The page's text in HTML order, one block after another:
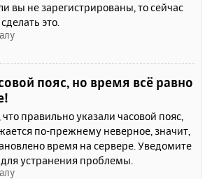
вы не зарегистрированы, то сейчас
это.
пояс, но время всё равно
правильно указали часовой пояс,
по-прежнему неверное, значит,
время на сервере. Уведомите
устранения проблемы.